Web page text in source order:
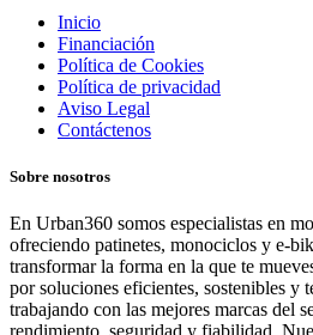
Inicio
Financiación
Política de Cookies
Política de privacidad
Aviso Legal
Contáctenos
Sobre nosotros
En Urban360 somos especialistas en
ofreciendo patinetes, monociclos y e-
transformar la forma en la que te
por soluciones eficientes, sostenibles y
trabajando con las mejores marcas del